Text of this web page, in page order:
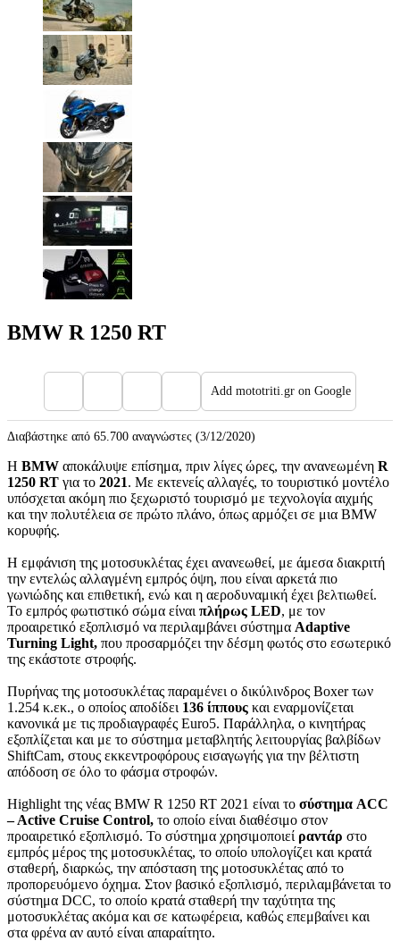
BMW R 1250 RT
Add mototriti.gr on Google
Διαβάστηκε από 65.700 αναγνώστες (3/12/2020)
Η BMW αποκάλυψε επίσημα, πριν λίγες ώρες, την ανανεωμένη R
1250 RT για το 2021. Με εκτενείς αλλαγές, το τουριστικό μοντέλο
υπόσχεται ακόμη πιο ξεχωριστό τουρισμό με τεχνολογία αιχμής
και την πολυτέλεια σε πρώτο πλάνο, όπως αρμόζει σε μια BMW
κορυφής.
Η εμφάνιση της μοτοσυκλέτας έχει ανανεωθεί, με άμεσα διακριτή
την εντελώς αλλαγμένη εμπρός όψη, που είναι αρκετά πιο
γωνιώδης και επιθετική, ενώ και η αεροδυναμική έχει βελτιωθεί.
Το εμπρός φωτιστικό σώμα είναι πλήρως LED, με τον
προαιρετικό εξοπλισμό να περιλαμβάνει σύστημα Adaptive
Turning Light, που προσαρμόζει την δέσμη φωτός στο εσωτερικό
της εκάστοτε στροφής.
Πυρήνας της μοτοσυκλέτας παραμένει ο δικύλινδρος Boxer των
1.254 κ.εκ., ο οποίος αποδίδει 136 ίππους και εναρμονίζεται
κανονικά με τις προδιαγραφές Euro5. Παράλληλα, ο κινητήρας
εξοπλίζεται και με το σύστημα μεταβλητής λειτουργίας βαλβίδων
ShiftCam, στους εκκεντροφόρους εισαγωγής για την βέλτιστη
απόδοση σε όλο το φάσμα στροφών.
Highlight της νέας BMW R 1250 RT 2021 είναι το σύστημα ACC
– Active Cruise Control, το οποίο είναι διαθέσιμο στον
προαιρετικό εξοπλισμό. Το σύστημα χρησιμοποιεί ραντάρ στο
εμπρός μέρος της μοτοσυκλέτας, το οποίο υπολογίζει και κρατά
σταθερή, διαρκώς, την απόσταση της μοτοσυκλέτας από το
προπορευόμενο όχημα. Στον βασικό εξοπλισμό, περιλαμβάνεται το
σύστημα DCC, το οποίο κρατά σταθερή την ταχύτητα της
μοτοσυκλέτας ακόμα και σε κατωφέρεια, καθώς επεμβαίνει και
στα φρένα αν αυτό είναι απαραίτητο.